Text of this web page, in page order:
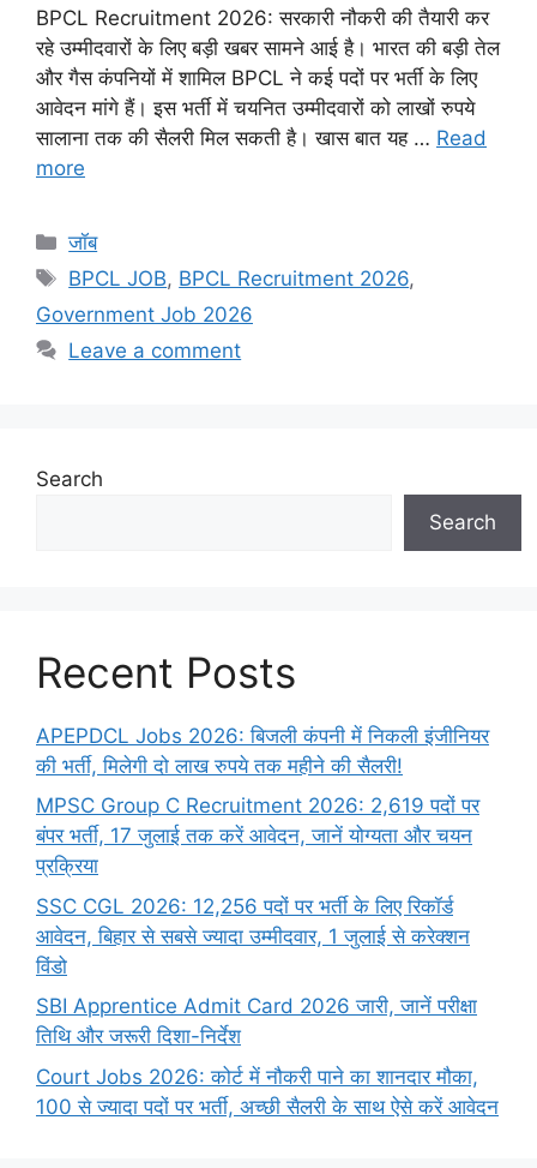
BPCL Recruitment 2026: सरकारी नौकरी की तैयारी कर
रहे उम्मीदवारों के लिए बड़ी खबर सामने आई है। भारत की बड़ी तेल
और गैस कंपनियों में शामिल BPCL ने कई पदों पर भर्ती के लिए
आवेदन मांगे हैं। इस भर्ती में चयनित उम्मीदवारों को लाखों रुपये
सालाना तक की सैलरी मिल सकती है। खास बात यह … Read
more
Categories
जॉब
Tags
BPCL JOB, BPCL Recruitment 2026,
Government Job 2026
Leave a comment
Search
Search
Recent Posts
APEPDCL Jobs 2026: बिजली कंपनी में निकली इंजीनियर
की भर्ती, मिलेगी दो लाख रुपये तक महीने की सैलरी!
MPSC Group C Recruitment 2026: 2,619 पदों पर
बंपर भर्ती, 17 जुलाई तक करें आवेदन, जानें योग्यता और चयन
प्रक्रिया
SSC CGL 2026: 12,256 पदों पर भर्ती के लिए रिकॉर्ड
आवेदन, बिहार से सबसे ज्यादा उम्मीदवार, 1 जुलाई से करेक्शन
विंडो
SBI Apprentice Admit Card 2026 जारी, जानें परीक्षा
तिथि और जरूरी दिशा-निर्देश
Court Jobs 2026: कोर्ट में नौकरी पाने का शानदार मौका,
100 से ज्यादा पदों पर भर्ती, अच्छी सैलरी के साथ ऐसे करें आवेदन